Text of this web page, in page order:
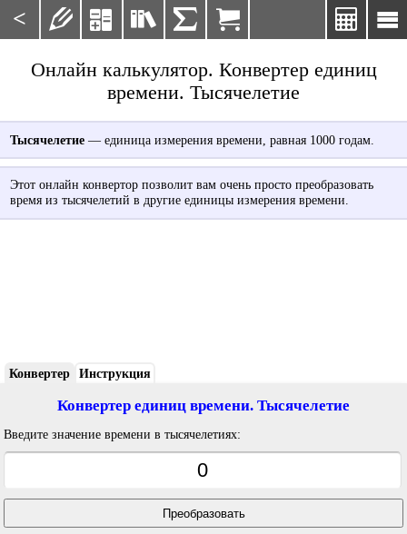
< 

    
Онлайн калькулятор. Конвертер единиц
времени. Тысячелетие
Тысячелетие— единица измерения времени, равная 1000 годам.
Этот онлайн конвертор позволит вам очень просто преобразовать
время из тысячелетий в другие единицы измерения времени.
Конвертер Инструкция
Конвертер единиц времени. Тысячелетие
Введите значение времени в тысячелетиях: